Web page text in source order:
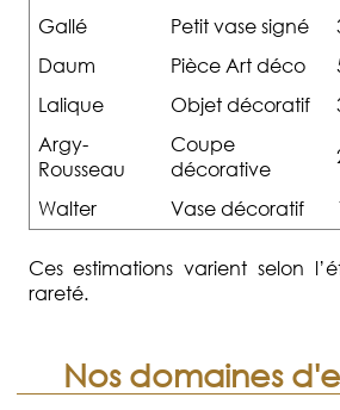
Gallé Petit vase signé
Daum
Pièce Art déco
Lalique
Objet décoratif
Argy-
Rousseau
Coupe
décorative
Walter Vase décoratif
Ces estimations varient selon
rareté.
Nos domaines